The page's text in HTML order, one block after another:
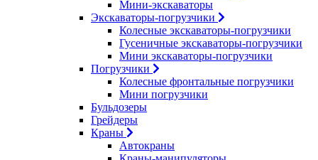
Мини-экскаваторы
Экскаваторы-погрузчики
Колесные экскаваторы-погрузчики
Гусеничные экскаваторы-погрузчики
Мини экскаваторы-погрузчики
Погрузчики
Колесные фронтальные погрузчики
Мини погрузчики
Бульдозеры
Грейдеры
Краны
Автокраны